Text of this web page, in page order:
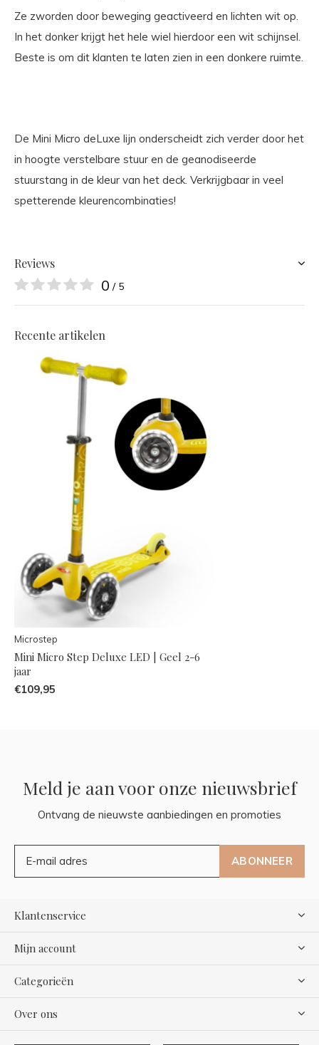
Ze zworden door beweging geactiveerd en lichten wit op.
In het donker krijgt het hele wiel hierdoor een wit schijnsel.
Beste is om dit klanten te laten zien in een donkere ruimte.
De Mini Micro deLuxe lijn onderscheidt zich verder door het
in hoogte verstelbare stuur en de geanodiseerde
stuurstang in de kleur van het deck. Verkrijgbaar in veel
spetterende kleurencombinaties!
Reviews
0 / 5
Recente artikelen
Microstep
Mini Micro Step Deluxe LED | Geel 2-6
jaar
€109,95
Meld je aan voor onze nieuwsbrief
Ontvang de nieuwste aanbiedingen en promoties
ABONNEER
Klantenservice
Mijn account
Categorieën
Over ons